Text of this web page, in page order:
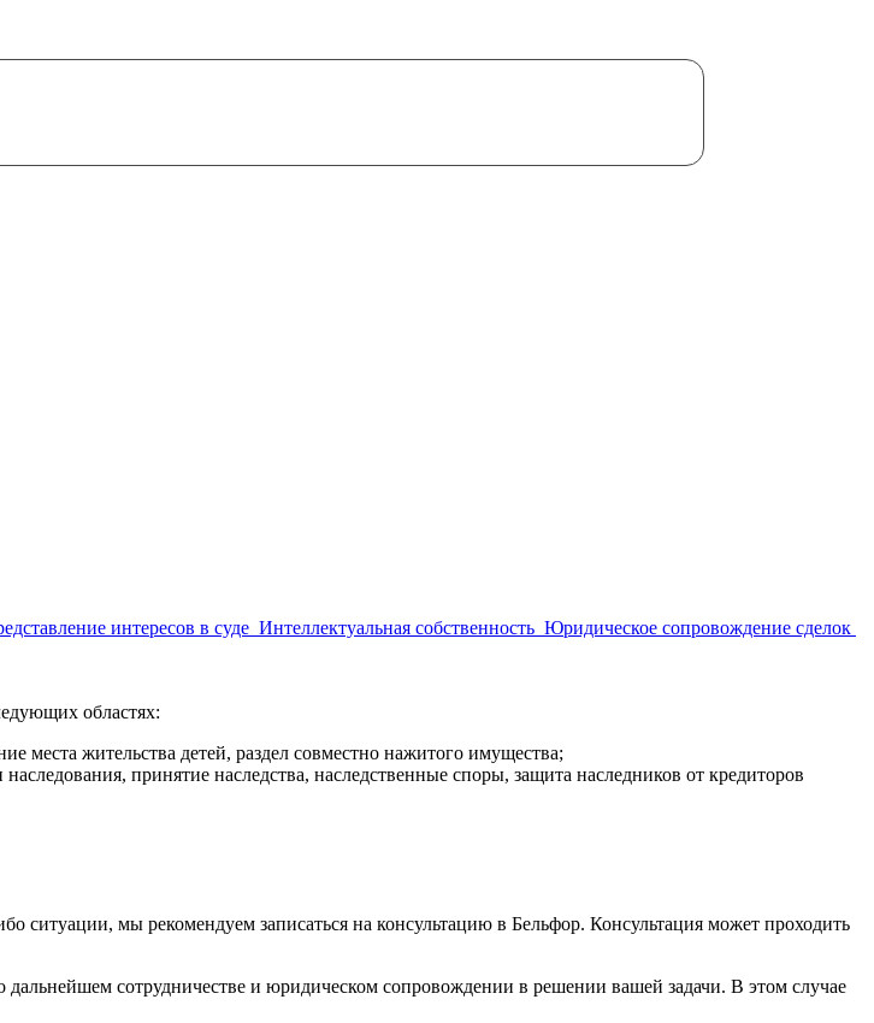
интересов в суде Интеллектуальная собственность Юридическое сопровождение сделок
областях:
места жительства детей, раздел совместно нажитого имущества;
принятие наследства, наследственные споры, защита наследников от кредиторов
мы рекомендуем записаться на консультацию в Бельфор. Консультация может проходить
сотрудничестве и юридическом сопровождении в решении вашей задачи. В этом случае